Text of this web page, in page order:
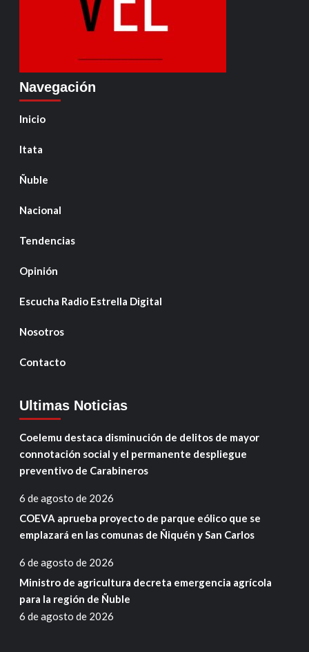
Navegación
Inicio
Itata
Ñuble
Nacional
Tendencias
Opinión
Escucha Radio Estrella Digital
Nosotros
Contacto
Ultimas Noticias
Coelemu destaca disminución de delitos de mayor
connotación social y el permanente despliegue
preventivo de Carabineros
6 de agosto de 2026
COEVA aprueba proyecto de parque eólico que se
emplazará en las comunas de Ñiquén y San Carlos
6 de agosto de 2026
Ministro de agricultura decreta emergencia agrícola
para la región de Ñuble
6 de agosto de 2026